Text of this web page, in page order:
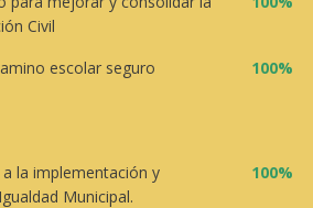
Civil
escolar seguro 100%
la implementación y
Municipal.
100%